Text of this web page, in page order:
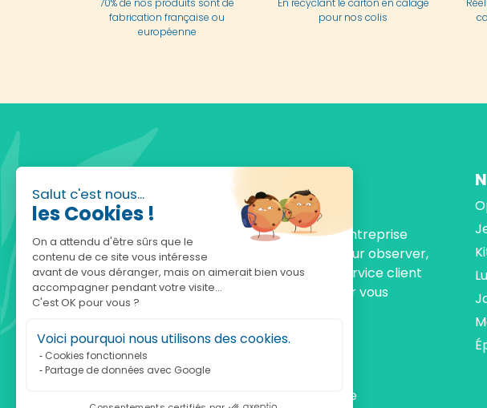
Salut c'est nous...
les Cookies !
On a attendu d'être sûrs que le
contenu de ce site vous intéresse
avant de vous déranger, mais on aimerait bien vous
accompagner pendant votre visite...
C'est OK pour vous ?
Voici pourquoi nous utilisons des cookies.
Cookies fonctionnels
Partage de données avec Google
70% de nos produits sont de
fabrication française ou
européenne
En recyclant le carton en calage
pour nos colis
Fondée en 2010, achatnature.com est une entreprise
française qui réunit plus de 5000 produits pour observer,
comprendre et protéger la nature. Notre service client
est à votre écoute, du lundi au vendredi, pour vous
accompagner.
Notre adresse :
achatnature.com (Ethik & Nature)
160 rue Pierre Fallion - 69140 Rillieux-La-Pape